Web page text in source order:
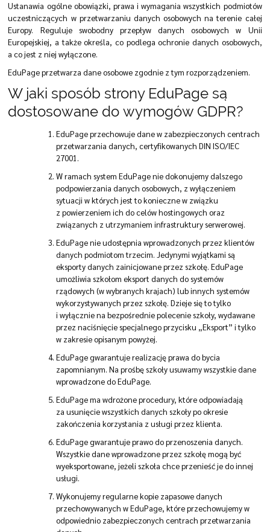
Ustanawia ogólne obowiązki, prawa i wymagania wszystkich podmiotów
uczestniczących w przetwarzaniu danych osobowych na terenie całej
Europy. Reguluje swobodny przepływ danych osobowych w Unii
Europejskiej, a także określa, co podlega ochronie danych osobowych,
a co jest z niej wyłączone.
EduPage przetwarza dane osobowe zgodnie z tym rozporządzeniem.
W jaki sposób strony EduPage są
dostosowane do wymogów GDPR?
EduPage przechowuje dane w zabezpieczonych centrach
przetwarzania danych, certyfikowanych DIN ISO/IEC
27001.
W ramach system EduPage nie dokonujemy dalszego
podpowierzania danych osobowych, z wyłączeniem
sytuacji w których jest to konieczne w związku
z powierzeniem ich do celów hostingowych oraz
związanych z utrzymaniem infrastruktury serwerowej.
EduPage nie udostępnia wprowadzonych przez klientów
danych podmiotom trzecim. Jedynymi wyjątkami są
eksporty danych zainicjowane przez szkołę. EduPage
umożliwia szkołom eksport danych do systemów
rządowych (w wybranych krajach) lub innych systemów
wykorzystywanych przez szkołę. Dzieje się to tylko
i wyłącznie na bezpośrednie polecenie szkoły, wydawane
przez naciśnięcie specjalnego przycisku „Eksport” i tylko
w zakresie opisanym powyżej.
EduPage gwarantuje realizację prawa do bycia
zapomnianym. Na prośbę szkoły usuwamy wszystkie dane
wprowadzone do EduPage.
EduPage ma wdrożone procedury, które odpowiadają
za usunięcie wszystkich danych szkoły po okresie
zakończenia korzystania z usługi przez klienta.
EduPage gwarantuje prawo do przenoszenia danych.
Wszystkie dane wprowadzone przez szkołę mogą być
wyeksportowane, jeżeli szkoła chce przenieść je do innej
usługi.
Wykonujemy regularne kopie zapasowe danych
przechowywanych w EduPage, które przechowujemy w
odpowiednio zabezpieczonych centrach przetwarzania